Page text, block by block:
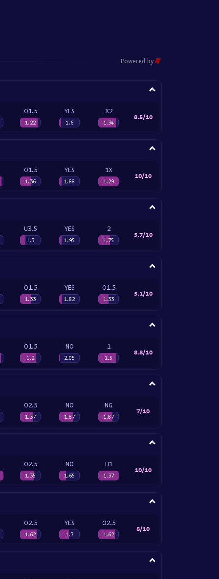
Powered by
O1.5
1.22
YES
1.6
X2
1.34
8.5/10
O1.5
1.36
YES
1.88
1X
1.29
10/10
U3.5
1.3
YES
1.95
2
1.75
5.7/10
O1.5
1.33
YES
1.82
O1.5
1.33
5.1/10
O1.5
1.2
NO
2.05
1
1.5
8.8/10
O2.5
1.37
NO
1.87
NG
1.87
7/10
O2.5
1.35
NO
1.65
H1
1.37
10/10
O2.5
1.62
YES
1.7
O2.5
1.62
8/10